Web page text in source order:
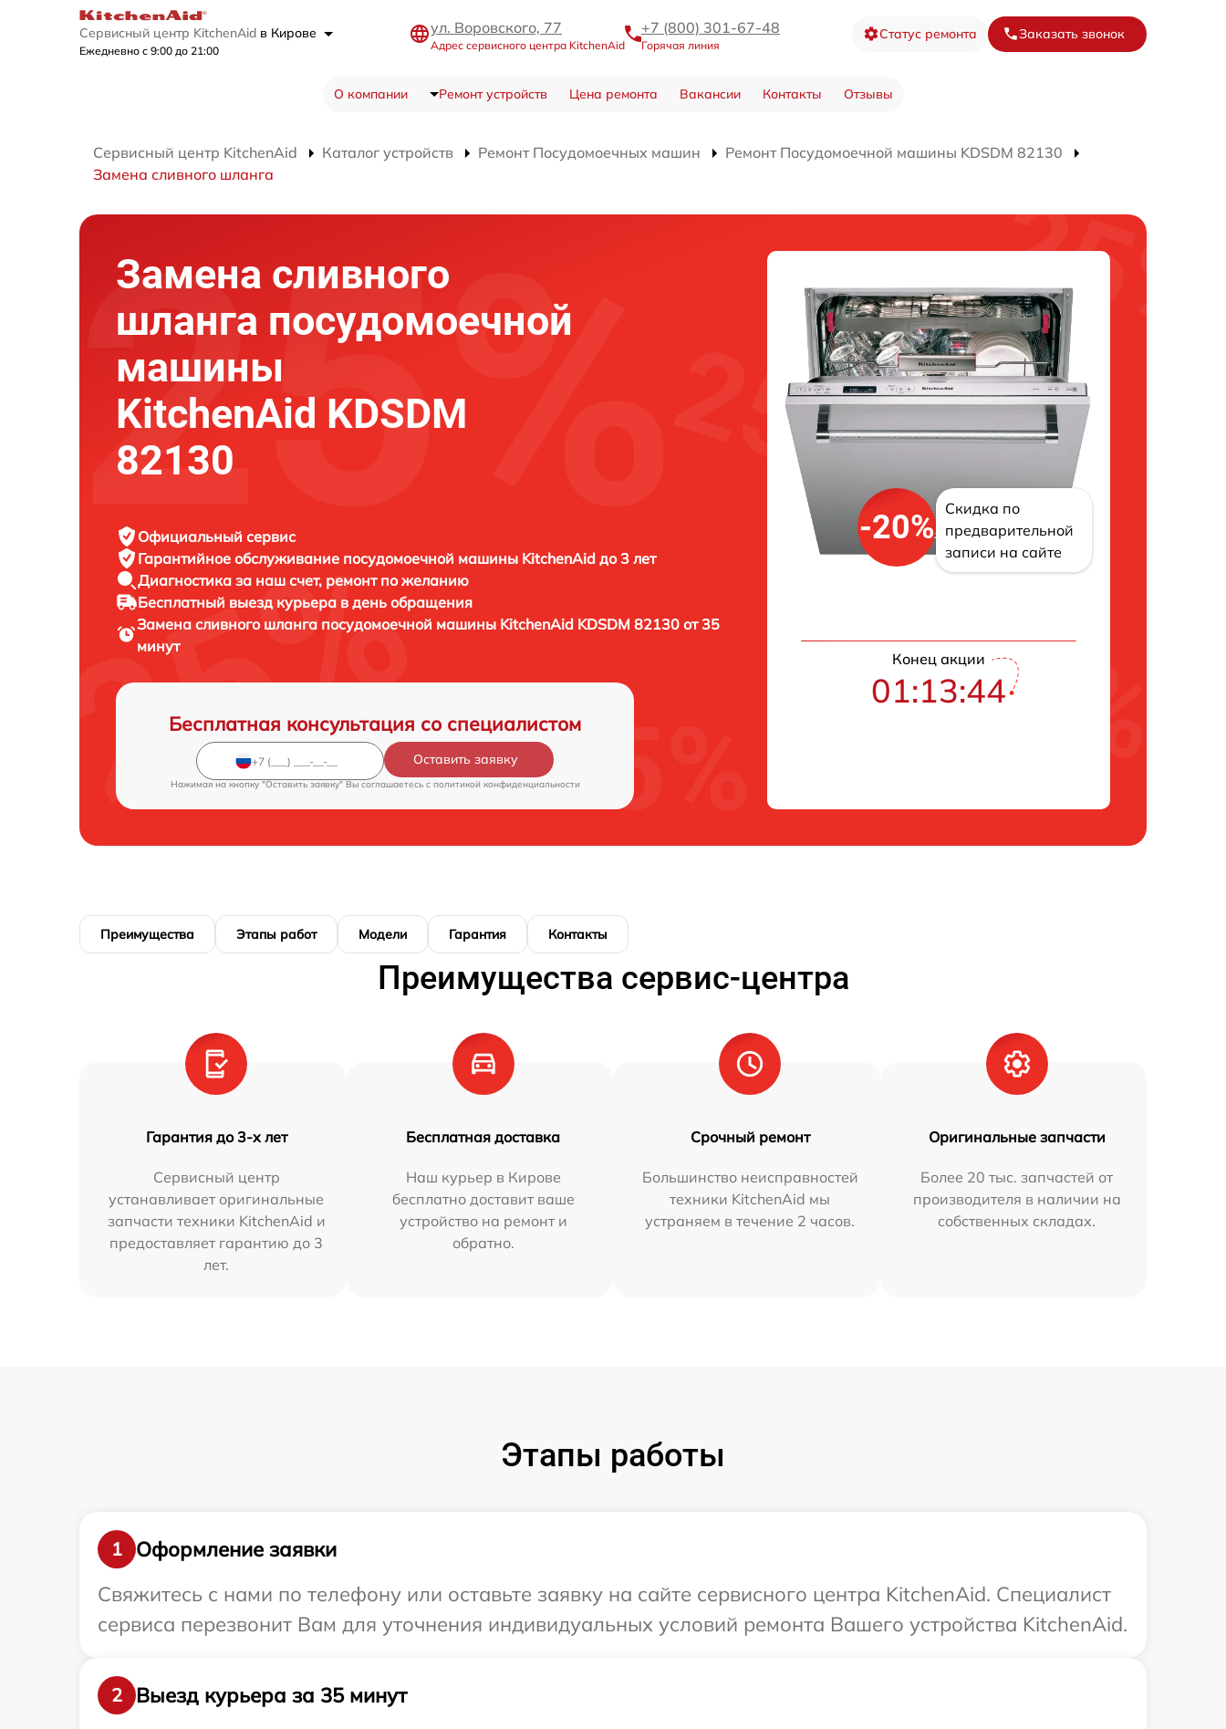
Сервисный центр KitchenAid в Кирове
Ежедневно с 9:00 до 21:00
ул. Воровского, 77
Адрес сервисного центра KitchenAid
+7 (800) 301-67-48
Горячая линия
Статус ремонта Заказать звонок
О компании Ремонт устройств Цена ремонта Вакансии Контакты Отзывы
Сервисный центр KitchenAid Каталог устройств Ремонт Посудомоечных машин
Ремонт Посудомоечной машины KDSDM 82130
Замена сливного шланга
Замена сливного
шланга посудомоечной
машины
KitchenAid KDSDM
82130
Официальный сервис
Гарантийное обслуживание посудомоечной машины KitchenAid до 3 лет
Диагностика за наш счет, ремонт по желанию
Бесплатный выезд курьера в день обращения
Замена сливного шланга посудомоечной машины KitchenAid KDSDM 82130 от 35
минут
Бесплатная консультация со специалистом
Оставить заявку
Нажимая на кнопку "Оставить заявку" Вы соглашаетесь c политикой конфиденциальности
-20%
Скидка по
предварительной
записи на сайте
Конец акции
01:13:42
Преимущества Этапы работ Модели Гарантия Контакты
Преимущества сервис-центра
Гарантия до 3-х лет
Сервисный центр
устанавливает оригинальные
запчасти техники KitchenAid и
предоставляет гарантию до 3
лет.
Бесплатная доставка
Наш курьер в Кирове
бесплатно доставит ваше
устройство на ремонт и
обратно.
Срочный ремонт
Большинство неисправностей
техники KitchenAid мы
устраняем в течение 2 часов.
Оригинальные запчасти
Более 20 тыс. запчастей от
производителя в наличии на
собственных складах.
Этапы работы
1
Оформление заявки
Свяжитесь с нами по телефону или оставьте заявку на сайте сервисного центра KitchenAid. Специалист
сервиса перезвонит Вам для уточнения индивидуальных условий ремонта Вашего устройства KitchenAid.
2
Выезд курьера за 35 минут